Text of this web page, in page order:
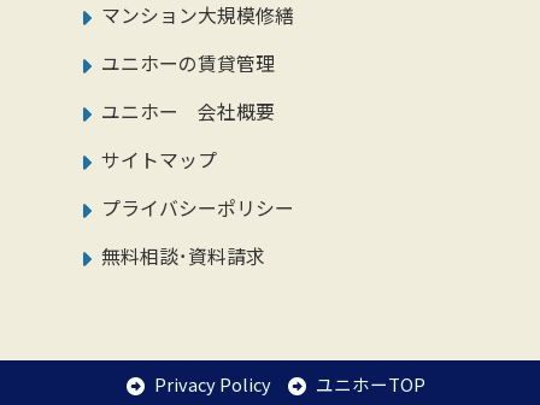
マンション大規模修繕
ユニホーの賃貸管理
ユニホー 会社概要
サイトマップ
プライバシーポリシー
無料相談･資料請求
Privacy Policy ユニホーTOP